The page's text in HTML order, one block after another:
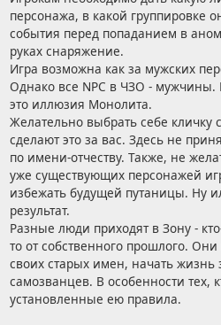
персонажа, в какой группировке
события перед попаданием в
руках снаряжение.
Игра возможна как за мужских
Однако все NPC в ЧЗО - мужчины.
это иллюзия Монолита.
Желательно выбрать себе кличку
сделают это за вас. Здесь не
по имени-отчеству. Также, не
уже существующих персонажей
избежать будущей путаницы. Ну
результат.
Разные люди приходят в Зону -
то от собственного прошлого. Они
своих старых имен, начать
самозванцев. В особенности тех,
установленные ею правила.